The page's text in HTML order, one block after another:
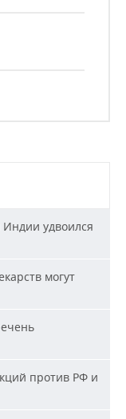
Индии удвоился
могут
против РФ и